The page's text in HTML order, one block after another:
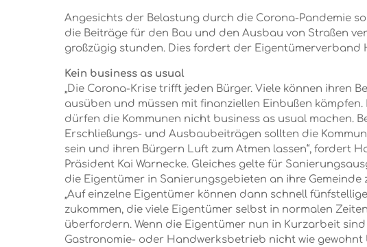
Angesichts der Belastung durch die Corona-Pandemie
die Beiträge für den Bau und den Ausbau von Straßen
großzügig stunden. Dies fordert der Eigentümerverband
Kein business as usual
„Die Corona-Krise trifft jeden Bürger. Viele können ihren
ausüben und müssen mit finanziellen Einbußen kämpfen.
dürfen die Kommunen nicht business as usual machen.
Erschließungs- und Ausbaubeiträgen sollten die
sein und ihren Bürgern Luft zum Atmen lassen“, fordert
Präsident Kai Warnecke. Gleiches gelte für
die Eigentümer in Sanierungsgebieten an ihre Gemeinde
„Auf einzelne Eigentümer können dann schnell
zukommen, die viele Eigentümer selbst in normalen
überfordern. Wenn die Eigentümer nun in Kurzarbeit
Gastronomie- oder Handwerksbetrieb nicht wie gewohnt